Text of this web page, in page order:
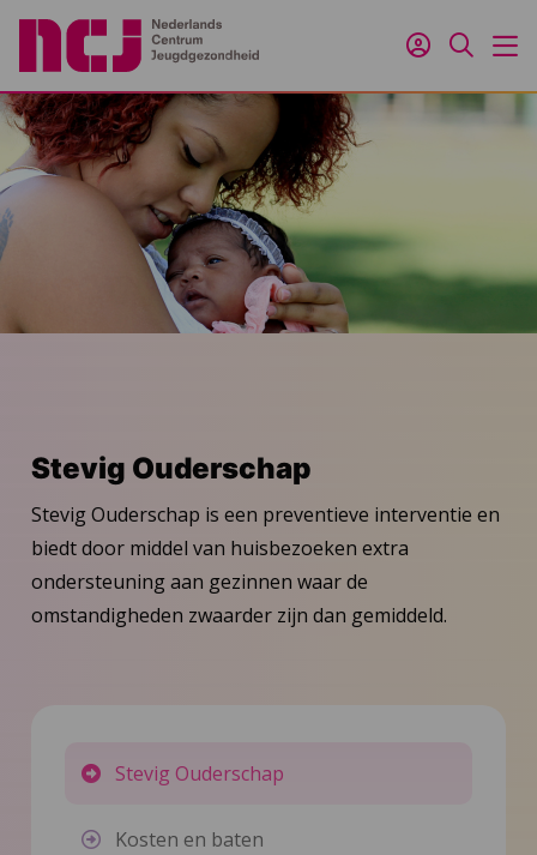
Inloggen
Zoeken
Stevig Ouderschap
Stevig Ouderschap is een preventieve interventie en
biedt door middel van huisbezoeken extra
ondersteuning aan gezinnen waar de
omstandigheden zwaarder zijn dan gemiddeld.
Stevig Ouderschap
Kosten en baten